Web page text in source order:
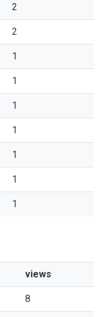
2
2
1
1
1
1
1
1
1
views
8